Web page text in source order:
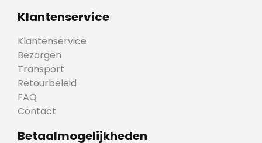
Klantenservice
Klantenservice
Bezorgen
Transport
Retourbeleid
FAQ
Contact
Betaalmogelijkheden